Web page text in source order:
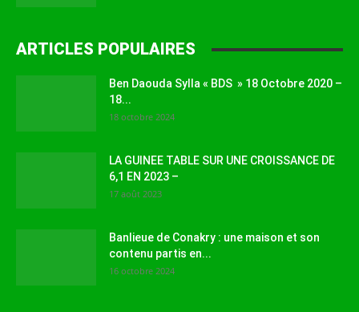
ARTICLES POPULAIRES
Ben Daouda Sylla « BDS » 18 Octobre 2020 –
18...
18 octobre 2024
LA GUINEE TABLE SUR UNE CROISSANCE DE
6,1 EN 2023 –
17 août 2023
Banlieue de Conakry : une maison et son
contenu partis en...
16 octobre 2024